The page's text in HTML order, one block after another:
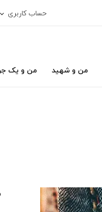
حساب کاربری
من و شهید من و یک